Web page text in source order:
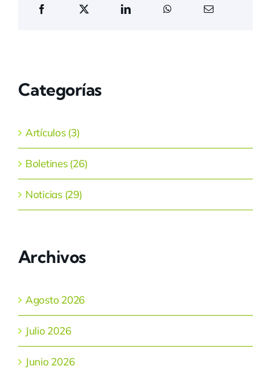
Categorías
Artículos (3)
Boletines (26)
Noticias (29)
Archivos
Agosto 2026
Julio 2026
Junio 2026